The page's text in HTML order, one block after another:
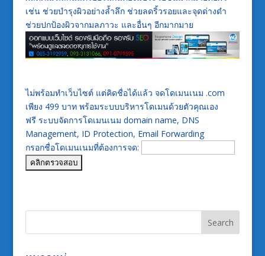
เช่น ช่วยบำรุงผิวอย่างล้ำลึก ช่วยลดริ้วรอยและจุดด่างดำ
ช่วยปกป้องผิวจากมลภาวะ และอื่นๆ อีกมากมาย
ไม่พร้อมทำเว็บไซต์ แต่คิดชื่อได้แล้ว จดโดเมนเนม .com
เพียง 499 บาท พร้อมระบบบริหารโดเมนด้วยตัวคุณเอง
ฟรี ระบบจัดการโดเมนเนม domain name, DNS
Management, ID Protection, Email Forwarding
กรอกชื่อโดเมนเนมที่ต้องการจด: